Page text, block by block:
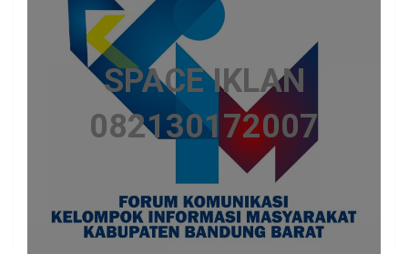
SPACE IKLAN
082130172007